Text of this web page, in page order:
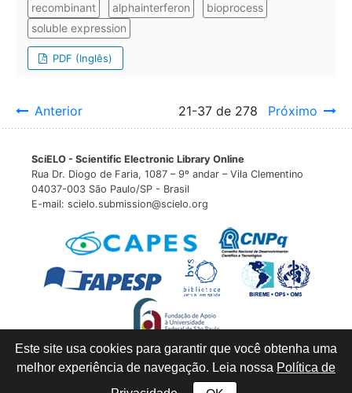
recombinant
alphainterferon
bioprocess
soluble expression
PDF (Inglês)
Anterior 21-37 de 278 Próximo
SciELO - Scientific Electronic Library Online
Rua Dr. Diogo de Faria, 1087 – 9º andar – Vila Clementino
04037-003 São Paulo/SP - Brasil
E-mail: scielo.submission@scielo.org
Este site usa cookies para garantir que você obtenha uma
melhor experiência de navegação. Leia nossa Política de